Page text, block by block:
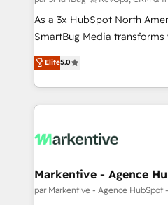
As a 3x HubSpot North
SmartBug Media
into a revenue engine. Our
includes specialized
Software) and Point
making this the official home
and system integrations
trainers to drive platform adoption.
Generation - Full-funnel marketing and high-
Elite5.0
Markentive - Agence
par Markentive - Agence HubSpot